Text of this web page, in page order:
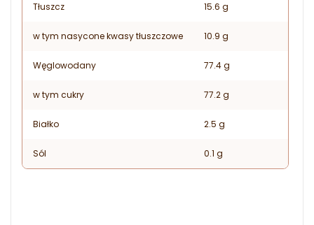
Tłuszcz 15.6 g
w tym nasycone kwasy tłuszczowe 10.9 g
Węglowodany 77.4 g
w tym cukry 77.2 g
Białko 2.5 g
Sól 0.1 g